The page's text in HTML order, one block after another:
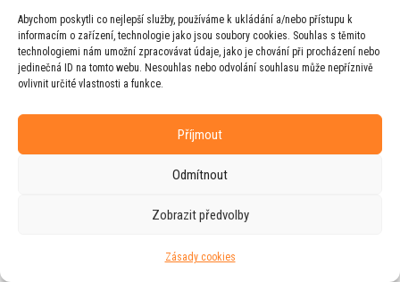
Abychom poskytli co nejlepší služby, používáme k ukládání a/nebo přístupu k
informacím o zařízení, technologie jako jsou soubory cookies. Souhlas s těmito
technologiemi nám umožní zpracovávat údaje, jako je chování při procházení nebo
jedinečná ID na tomto webu. Nesouhlas nebo odvolání souhlasu může nepříznivě
ovlivnit určité vlastnosti a funkce.
Příjmout
Odmítnout
Zobrazit předvolby
Zásady cookies
© 2026 Jiří Horecký – Osobní stránky Jiřího
Horeckého
Web vytvořila firma